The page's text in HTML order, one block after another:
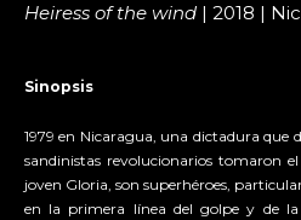
Heiress of the wind | 2018 |
Sinopsis
1979 en Nicaragua, una dictadura que
sandinistas revolucionarios tomaron
joven Gloria, son superhéroes,
en la primera línea del golpe y de